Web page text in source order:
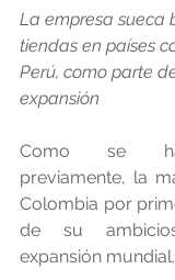
La empresa sueca
tiendas en países
Perú, como parte
expansión
Como se
previamente, la
Colombia por
de su
expansión mundial.